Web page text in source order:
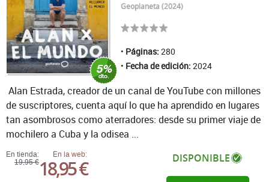
Geoplaneta (2024)
Páginas: 280
Fecha de edición: 2024
En tienda:
19,95 €
En la web:
18,95 € DISPONIBLE
Alan Estrada, creador de un canal de YouTube con millones
de suscriptores, cuenta aquí lo que ha aprendido en lugares
tan asombrosos como aterradores: desde su primer viaje de
mochilero a Cuba y la odisea ...